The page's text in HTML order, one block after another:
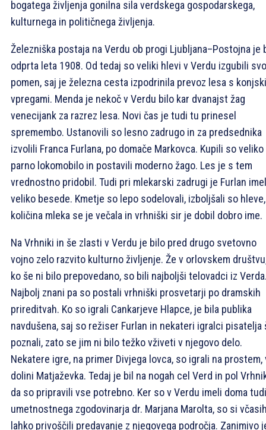
bogatega življenja gonilna sila verdskega gospodarskega,
kulturnega in političnega življenja.
Železniška postaja na Verdu ob progi Ljubljana–Postojna je
odprta leta 1908. Od tedaj so veliki hlevi v Verdu izgubili
pomen, saj je železna cesta izpodrinila prevoz lesa s
vpregami. Menda je nekoč v Verdu bilo kar dvanajst žag
venecijank za razrez lesa. Novi čas je tudi tu prinesel
spremembo. Ustanovili so lesno zadrugo in za predsednika
izvolili Franca Furlana, po domače Markovca. Kupili so veliko
parno lokomobilo in postavili moderno žago. Les je s tem
vrednostno pridobil. Tudi pri mlekarski zadrugi je Furlan imel
veliko besede. Kmetje so lepo sodelovali, izboljšali so hleve,
količina mleka se je večala in vrhniški sir je dobil dobro ime.
Na Vrhniki in še zlasti v Verdu je bilo pred drugo svetovno
vojno zelo razvito kulturno življenje. Že v orlovskem
ko še ni bilo prepovedano, so bili najboljši telovadci iz
Najbolj znani pa so postali vrhniški prosvetarji po dramskih
prireditvah. Ko so igrali Cankarjeve Hlapce, je bila publika
navdušena, saj so režiser Furlan in nekateri igralci pisatelja
poznali, zato se jim ni bilo težko vživeti v njegovo delo.
Nekatere igre, na primer Divjega lovca, so igrali na prostem,
dolini Matjaževka. Tedaj je bil na nogah cel Verd in pol
da so pripravili vse potrebno. Ker so v Verdu imeli doma tudi
umetnostnega zgodovinarja dr. Marjana Marolta, so si
lahko privoščili predavanje z njegovega področja. Zanimivo